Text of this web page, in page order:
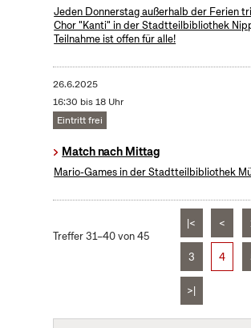
Jeden Donnerstag außerhalb der Ferien
Chor "Kanti" in der Stadtteilbibliothek
Teilnahme ist offen für alle!
26.6.2025
16:30 bis 18 Uhr
Eintritt frei
Match nach Mittag
Mario-Games in der Stadtteilbibliothek
Treffer 31–40 von 45
|< <
3 4
>|